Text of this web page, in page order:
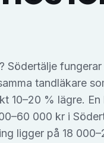
Södertälje
tandläkare
10–20 % lägre.
000 kr i
ligger på 18